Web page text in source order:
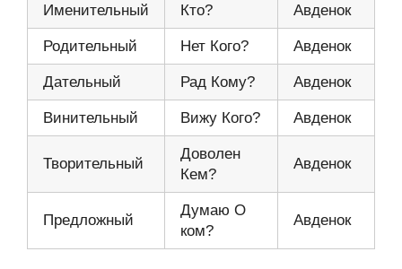
Именительный Кто? Авденок
Родительный Нет Кого? Авденок
Дательный Рад Кому? Авденок
Винительный Вижу Кого? Авденок
Творительный
Доволен
Кем?
Авденок
Предложный
Думаю О
ком?
Авденок